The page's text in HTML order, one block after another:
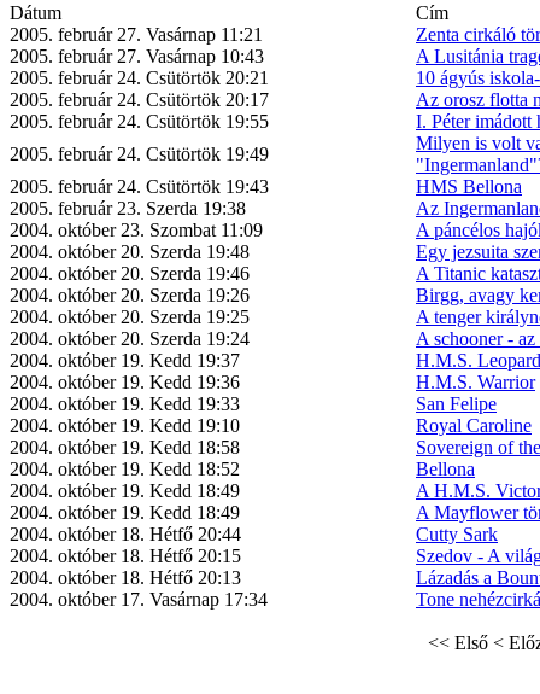
Dátum
Cím
2005. február 27. Vasárnap 11:21
Zenta cirkáló
2005. február 27. Vasárnap 10:43
A Lusitánia
2005. február 24. Csütörtök 20:21
10 ágyús
2005. február 24. Csütörtök 20:17
Az orosz flotta
2005. február 24. Csütörtök 19:55
I. Péter imádott
2005. február 24. Csütörtök 19:49
Milyen is volt
2005. február 24. Csütörtök 19:43
HMS Bellona
2005. február 23. Szerda 19:38
Az
2004. október 23. Szombat 11:09
A páncélos
2004. október 20. Szerda 19:48
Egy jezsuita
2004. október 20. Szerda 19:46
A Titanic
2004. október 20. Szerda 19:26
Birgg, avagy
2004. október 20. Szerda 19:25
A tenger
2004. október 20. Szerda 19:24
A schooner -
2004. október 19. Kedd 19:37
H.M.S. Leopard
2004. október 19. Kedd 19:36
H.M.S. Warrior
2004. október 19. Kedd 19:33
San Felipe
2004. október 19. Kedd 19:10
Royal Caroline
2004. október 19. Kedd 18:58
Sovereign of
2004. október 19. Kedd 18:52
Bellona
2004. október 19. Kedd 18:49
A H.M.S.
2004. október 19. Kedd 18:49
A Mayflower
2004. október 18. Hétfő 20:44
Cutty Sark
2004. október 18. Hétfő 20:15
Szedov - A
2004. október 18. Hétfő 20:13
Lázadás a
2004. október 17. Vasárnap 17:34
Tone
<< Első <